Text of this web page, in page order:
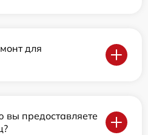
для
предоставляете